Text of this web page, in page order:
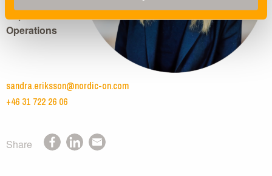
Export
Operations
sandra.eriksson@nordic-on.com
+46 31 722 26 06
Share